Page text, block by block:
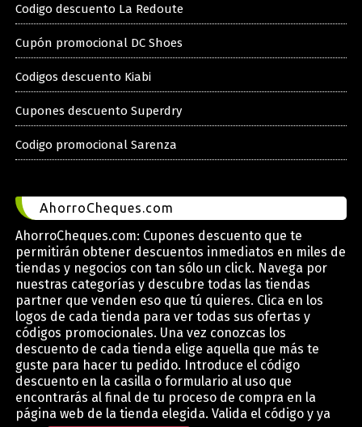
Codigo descuento La Redoute
Cupón promocional DC Shoes
Codigos descuento Kiabi
Cupones descuento Superdry
Codigo promocional Sarenza
AhorroCheques.com
AhorroCheques.com: Cupones descuento que te
permitirán obtener descuentos inmediatos en miles de
tiendas y negocios con tan sólo un click. Navega por
nuestras categorías y descubre todas las tiendas
partner que venden eso que tú quieres. Clica en los
logos de cada tienda para ver todas sus ofertas y
códigos promocionales. Una vez conozcas los
descuento de cada tienda elige aquella que más te
guste para hacer tu pedido. Introduce el código
descuento en la casilla o formulario al uso que
encontrarás al final de tu proceso de compra en la
página web de la tienda elegida. Valida el código y ya